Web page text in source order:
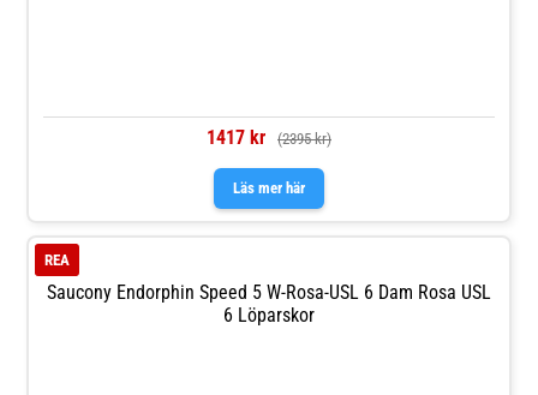
1417 kr (2395 kr)
Läs mer här
Saucony Endorphin Speed 5 W-Rosa-USL 6 Dam Rosa USL
6 Löparskor
REA